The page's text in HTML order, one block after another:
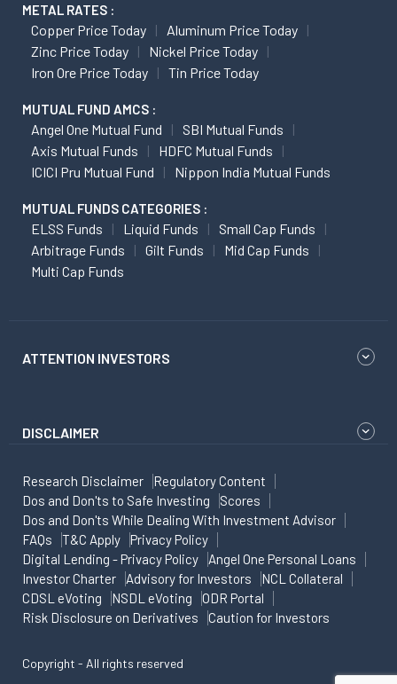
METAL RATES :
Copper Price Today
Aluminum Price Today
Zinc Price Today
Nickel Price Today
Iron Ore Price Today
Tin Price Today
MUTUAL FUND AMCS :
Angel One Mutual Fund
SBI Mutual Funds
Axis Mutual Funds
HDFC Mutual Funds
ICICI Pru Mutual Fund
Nippon India Mutual Funds
MUTUAL FUNDS CATEGORIES :
ELSS Funds Liquid Funds
Small Cap Funds
Arbitrage Funds
Gilt Funds
Mid Cap Funds
Multi Cap Funds
ATTENTION INVESTORS
DISCLAIMER
Research Disclaimer
Regulatory Content
Dos and Don'ts to Safe Investing
Scores
Dos and Don'ts While Dealing With Investment Advisor
FAQs
T&C Apply
Privacy Policy
Digital Lending - Privacy Policy
Angel One Personal Loans
Investor Charter
Advisory for Investors
NCL Collateral
CDSL eVoting
NSDL eVoting
ODR Portal
Risk Disclosure on Derivatives
Caution for Investors
Copyright - All rights reserved